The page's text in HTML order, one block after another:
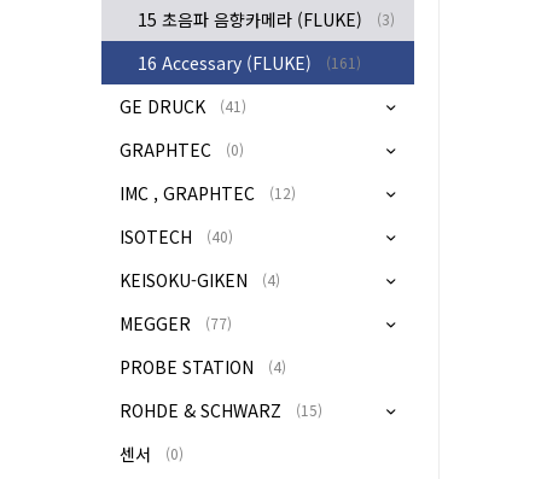
15 초음파 음향카메라 (FLUKE) (3)
16 Accessary (FLUKE) (161)
GE DRUCK (41)
GRAPHTEC (0)
IMC , GRAPHTEC (12)
ISOTECH (40)
KEISOKU-GIKEN (4)
MEGGER (77)
PROBE STATION (4)
ROHDE & SCHWARZ (15)
센서 (0)